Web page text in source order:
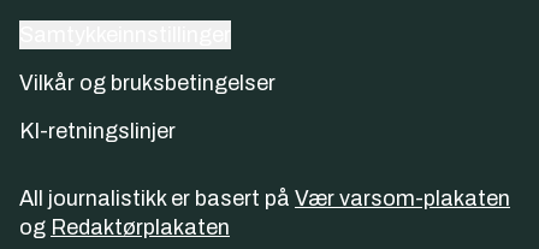
Vilkår og bruksbetingelser
KI-retningslinjer
All journalistikk er basert på Vær varsom-plakaten
og Redaktørplakaten